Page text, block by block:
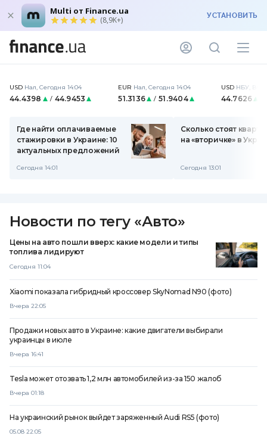
Multi от Finance.ua
(8,9K+) УСТАНОВИТЬ
USD Нал, Сегодня 14:04
44.4398 / 44.9453
EUR Нал,Сегодня 14:04
51.3136 / 51.9404
USD НБУ
44.7626
Где найти оплачиваемые
стажировки в Украине: 10
актуальных предложений
Сегодня 14:01
Сколько стоят
на «вторичке» в
Сегодня 13:01
Новости по тегу«Авто»
Сегодня 11:04
Цены на авто пошли вверх: какие модели и типы
топлива лидируют
Вчера 22:05
Xiaomi показала гибридный кроссовер SkyNomad N90 (фото)
Вчера 16:41
Продажи новых авто в Украине: какие двигатели выбирали
украинцы в июле
Вчера 01:18
Tesla может отозвать 1,2 млн автомобилей из-за 150 жалоб
05.08 22:05
На украинский рынок выйдет заряженный Audi RS5 (фото)